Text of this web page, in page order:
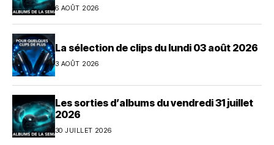
6 AOÛT 2026
La sélection de clips du lundi 03 août 2026
3 AOÛT 2026
Les sorties d’albums du vendredi 31 juillet
2026
30 JUILLET 2026